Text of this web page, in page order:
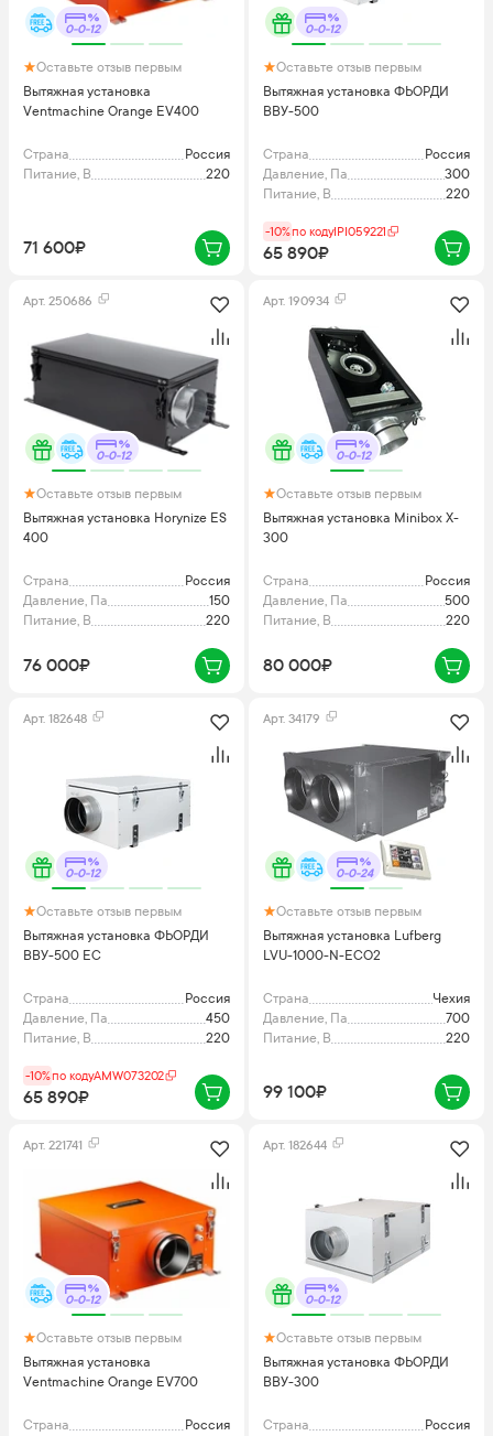
0-0-12
Оставьте отзыв первым
Вытяжная установка
Ventmachine Orange EV400
Страна
Россия
Питание, В
220
71 600₽
0-0-12
Оставьте отзыв первым
Вытяжная установка ФЬОРДИ
ВВУ-500
Страна
Россия
Давление, Па
300
Питание, В
220
-10%по кодуIPI059221
65 890₽
Арт. 250686
0-0-12
Оставьте отзыв первым
Вытяжная установка Horynize ES
400
Страна
Россия
Давление, Па
150
Питание, В
220
76 000₽
Арт. 190934
0-0-12
Оставьте отзыв первым
Вытяжная установка Minibox X-
300
Страна
Россия
Давление, Па
500
Питание, В
220
80 000₽
Арт. 182648
0-0-12
Оставьте отзыв первым
Вытяжная установка ФЬОРДИ
ВВУ-500 ЕС
Страна
Россия
Давление, Па
450
Питание, В
220
-10%по кодуAMW073202
65 890₽
Арт. 34179
0-0-24
Оставьте отзыв первым
Вытяжная установка Lufberg
LVU-1000-N-ECO2
Страна
Чехия
Давление, Па
700
Питание, В
220
99 100₽
Арт. 221741
0-0-12
Оставьте отзыв первым
Вытяжная установка
Ventmachine Orange EV700
Страна
Россия
Арт. 182644
0-0-12
Оставьте отзыв первым
Вытяжная установка ФЬОРДИ
ВВУ-300
Страна
Россия